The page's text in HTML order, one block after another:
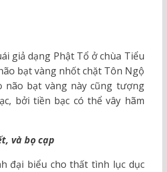
giả dạng Phật Tổ ở chùa Tiểu
bạt vàng nhốt chặt Tôn Ngộ
não bạt vàng này cũng tượng
bởi tiền bạc có thể vây hãm
và bọ cạp
đại biểu cho thất tình lục dục